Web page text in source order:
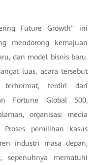
Future Growth" ini
mendorong kemajuan
dan model bisnis baru.
luas, acara tersebut
terdiri dari
Fortune Global 500,
organisasi media
pemilihan kasus
industri masa depan,
sepenuhnya mematuhi